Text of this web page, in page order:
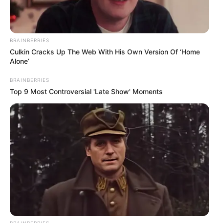
BRAINBERRIES
Culkin Cracks Up The Web With His Own Version Of ‘Home
Alone’
BRAINBERRIES
Top 9 Most Controversial 'Late Show' Moments